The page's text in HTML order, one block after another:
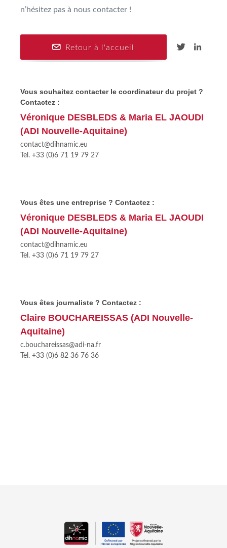
n’hésitez pas à nous contacter !
Retour à l'accueil
Vous souhaitez contacter le coordinateur du projet ?
Contactez :
Véronique DESBLEDS & Maria EL JAOUDI
(ADI Nouvelle-Aquitaine)
contact@dihnamic.eu
Tel. +33 (0)6 71 19 79 27
Vous êtes une entreprise ? Contactez :
Véronique DESBLEDS & Maria EL JAOUDI
(ADI Nouvelle-Aquitaine)
contact@dihnamic.eu
Tel. +33 (0)6 71 19 79 27
Vous êtes journaliste ? Contactez :
Claire BOUCHAREISSAS (ADI Nouvelle-
Aquitaine)
c.bouchareissas@adi-na.fr
Tel. +33 (0)6 82 36 76 36